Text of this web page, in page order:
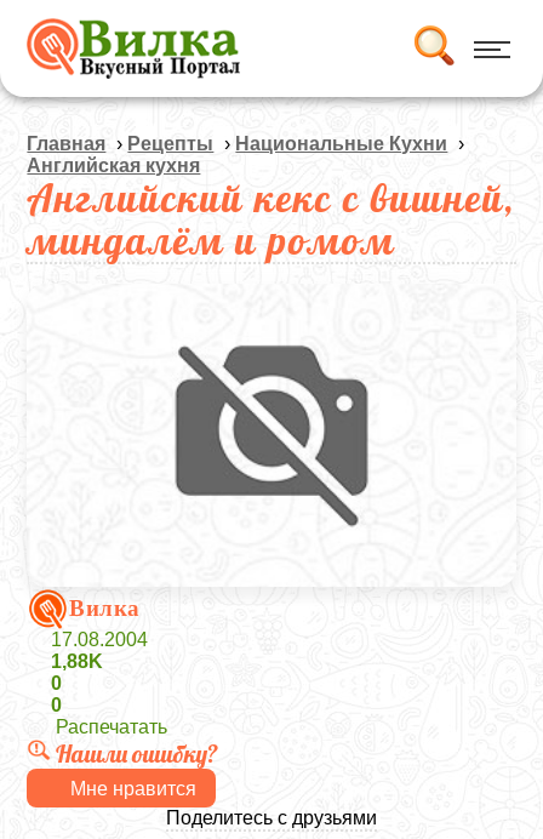
Главная › Рецепты › Национальные Кухни ›
Английская кухня
Английский кекс с вишней,
миндалём и ромом
Вилка
17.08.2004
1,88K
0
0
Распечатать
Нашли ошибку?
Мне нравится
Поделитесь с друзьями